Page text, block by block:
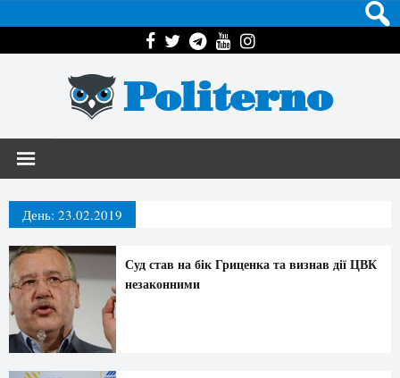
Politerno
День: 23.02.2019
Суд став на бік Гриценка та визнав дії ЦВК
незаконними